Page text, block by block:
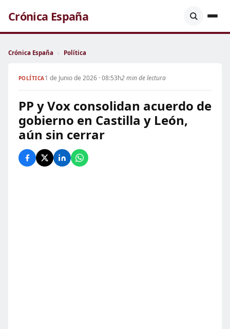
Crónica España
Crónica España › Política
POLÍTICA1 de Junio de 2026 · 08:53h2 min de lectura
PP y Vox consolidan acuerdo de
gobierno en Castilla y León,
aún sin cerrar